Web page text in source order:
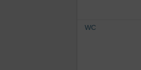
WC